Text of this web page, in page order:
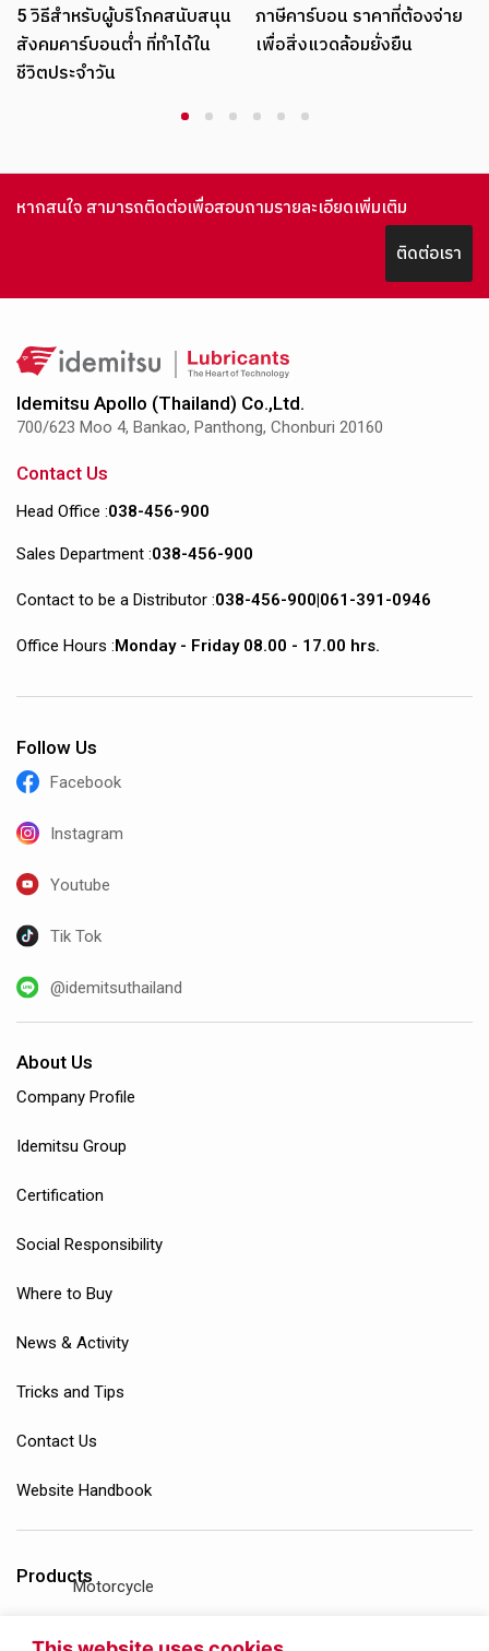
บริโภคสนับสนุน
ต่ำ ที่ทำได้ใน
ภาษีคาร์บอน ราคาที่ต้องจ่าย
เพื่อสิ่งแวดล้อมยั่งยืน
หากสนใจ สามารถติดต่อเพื่อสอบถามรายละเอียดเพิ่มเติม
ติดต่อเรา
Idemitsu Apollo (Thailand) Co.,Ltd.
700/623 Moo 4, Bankao, Panthong, Chonburi 20160
Contact Us
Head Office :038-456-900
Sales Department :038-456-900
Contact to be a Distributor :038-456-900|061-391-0946
Office Hours :Monday - Friday 08.00 - 17.00 hrs.
Follow Us
Facebook
Instagram
Youtube
Tik Tok
@idemitsuthailand
About Us
Company Profile
Idemitsu Group
Certification
Social Responsibility
Where to Buy
News & Activity
Tricks and Tips
Contact Us
Website Handbook
ProductsMotorcycle
Gasoline Engine